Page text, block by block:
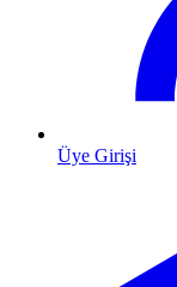
Üye Girişi